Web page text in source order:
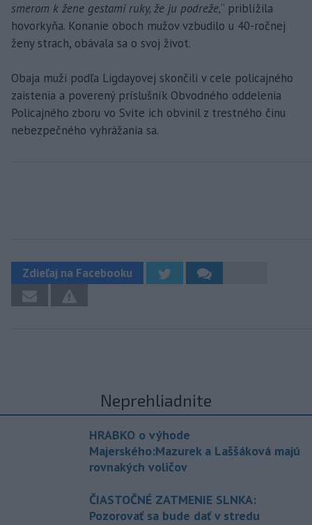
smerom k žene gestami ruky, že ju podreže,“ priblížila
hovorkyňa. Konanie oboch mužov vzbudilo u 40-ročnej
ženy strach, obávala sa o svoj život.
Obaja muži podľa Ligdayovej skončili v cele policajného
zaistenia a poverený príslušník Obvodného oddelenia
Policajného zboru vo Svite ich obvinil z trestného činu
nebezpečného vyhrážania sa.
Zdieľaj na Facebooku
Neprehliadnite
HRABKO o výhode
Majerského:Mazurek a Laššáková majú
rovnakých voličov
ČIASTOČNÉ ZATMENIE SLNKA:
Pozorovať sa bude dať v stredu